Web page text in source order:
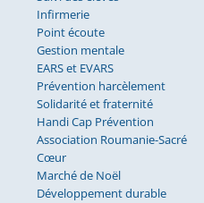
Infirmerie
Point écoute
Gestion mentale
EARS et EVARS
Prévention harcèlement
Solidarité et fraternité
Handi Cap Prévention
Association Roumanie-Sacré
Cœur
Marché de Noël
Développement durable